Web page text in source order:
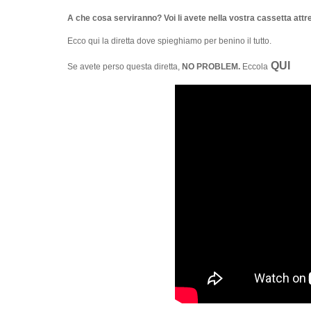
A che cosa serviranno? Voi li avete nella vostra cassetta
Ecco qui la diretta dove spieghiamo per benino il tutto.
Se avete perso questa diretta, NO PROBLEM. Eccola QUI